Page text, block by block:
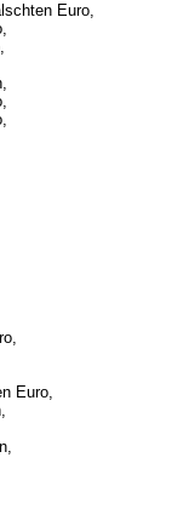
Euro,
Euro,